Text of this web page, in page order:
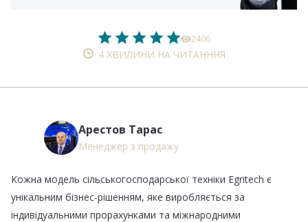
2406
4 ХВИЛИНИ НА ЧИТАНННЯ
Кожна модель сільськогосподарської техніки Egritech є
унікальним бізнес-рішенням, яке виробляється за
індивідуальними прорахунками та міжнародними
Арестов Тарас
Менеджер з продажу